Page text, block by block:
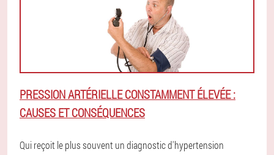
PRESSION ARTÉRIELLE CONSTAMMENT ÉLEVÉE :
CAUSES ET CONSÉQUENCES
Qui reçoit le plus souvent un diagnostic d'hypertension